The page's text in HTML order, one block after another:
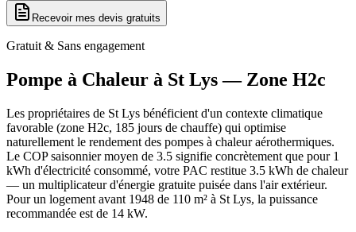
Recevoir mes devis gratuits
Gratuit & Sans engagement
Pompe à Chaleur à St Lys— Zone H2c
Les propriétaires de St Lys bénéficient d'un contexte climatique
favorable (zone H2c, 185 jours de chauffe) qui optimise
naturellement le rendement des pompes à chaleur aérothermiques.
Le COP saisonnier moyen de 3.5 signifie concrètement que pour 1
kWh d'électricité consommé, votre PAC restitue 3.5 kWh de chaleur
— un multiplicateur d'énergie gratuite puisée dans l'air extérieur.
Pour un logement avant 1948 de 110 m² à St Lys, la puissance
recommandée est de 14 kW.